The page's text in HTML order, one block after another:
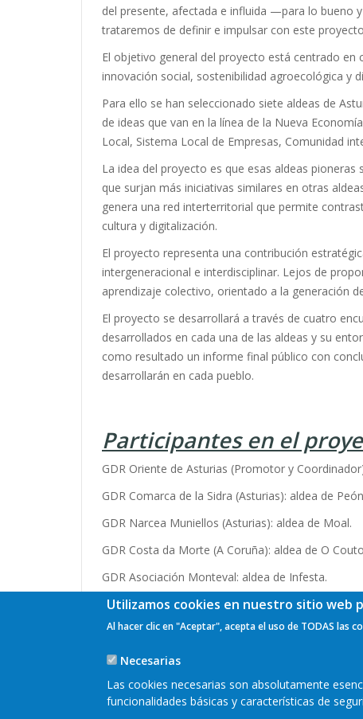
del presente, afectada e influida —para lo bueno
trataremos de definir e impulsar con este
El objetivo general del proyecto está centrado en
innovación social, sostenibilidad agroecológica y
Para ello se han seleccionado siete aldeas de
de ideas que van en la línea de la Nueva
Local, Sistema Local de Empresas, Comunidad
La idea del proyecto es que esas aldeas
que surjan más iniciativas similares en otras
genera una red interterritorial que permite
cultura y digitalización.
El proyecto representa una contribución
intergeneracional e interdisciplinar. Lejos de
aprendizaje colectivo, orientado a la generación
El proyecto se desarrollará a través de cuatro
desarrollados en cada una de las aldeas y su
como resultado un informe final público con
desarrollarán en cada pueblo.
Participantes en el
GDR Oriente de Asturias (Promotor y
GDR Comarca de la Sidra (Asturias): aldea de
GDR Narcea Muniellos (Asturias): aldea de Moal.
GDR Costa da Morte (A Coruña): aldea de O
GDR Asociación Monteval: aldea de Infesta.
Asociación Tolomendi (Gipuzkoa): pueblo de
Utilizamos cookies en nuestro sitio web
Al hacer clic en "Aceptar", acepta el uso de TODAS las
Necesarias
Las cookies necesarias son absolutamente
funcionalidades básicas y características de